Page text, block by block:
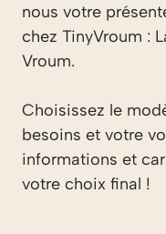
nous votre
chez TinyVroum :
Vroum.
Choisissez le
besoins et votre
informations et
votre choix final !